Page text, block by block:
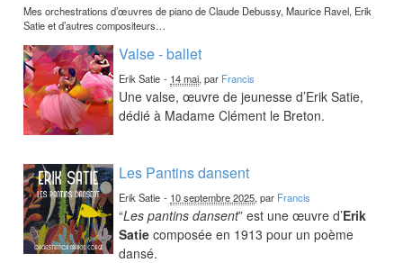
Mes orchestrations d’œuvres de piano de Claude Debussy, Maurice Ravel, Erik
Satie et d’autres compositeurs…
Valse - ballet
Erik Satie - 14 mai, par Francis
Une valse, œuvre de jeunesse d’Erik Satie,
dédié à Madame Clément le Breton.
Les Pantins dansent
Erik Satie - 10 septembre 2025, par Francis
“Les pantins dansent” est une œuvre d’Erik
Satie composée en 1913 pour un poème
dansé.